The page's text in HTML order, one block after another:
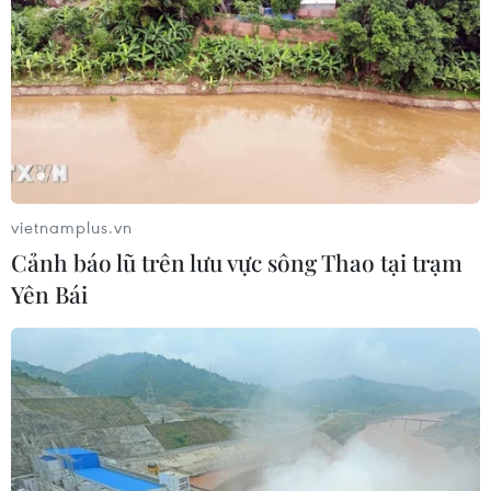
hiệu nhiều đột phá cho điện ảnh Việt
Nam
27/06/2026 12:45
Tổng Biên tập: TRẦN TIẾN DUẨN
Phó Tổng Biên tập: NGUYỄN THỊ TÁM, KHÚC THANH
THỦY
vietnamplus.vn
Cảnh báo lũ trên lưu vực sông Thao tại trạm
Yên Bái